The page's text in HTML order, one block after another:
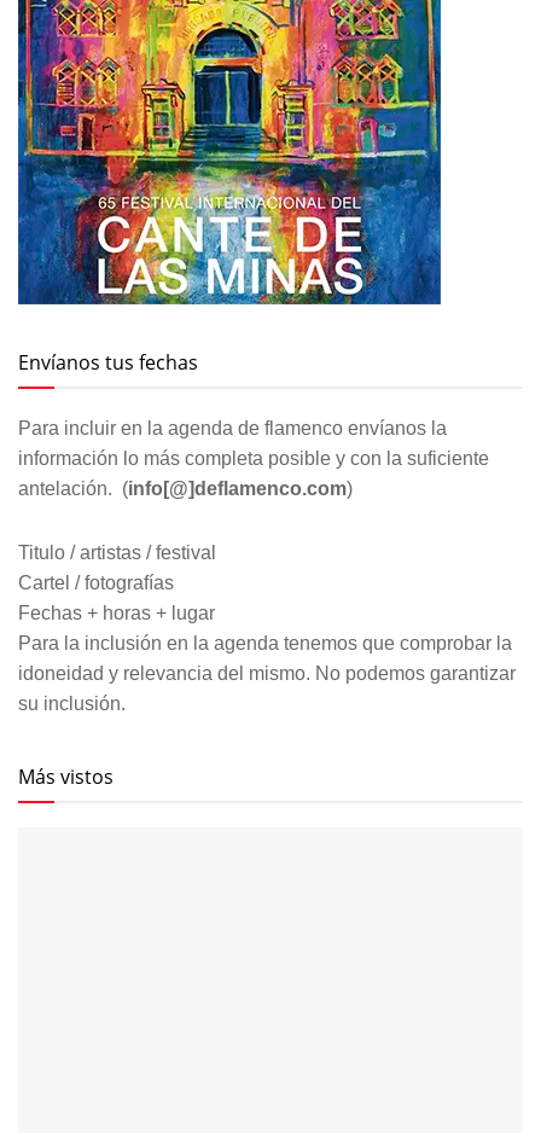
Envíanos tus fechas
Para incluir en la agenda de flamenco envíanos la
información lo más completa posible y con la suficiente
antelación. (info[@]deflamenco.com)
Titulo / artistas / festival
Cartel / fotografías
Fechas + horas + lugar
Para la inclusión en la agenda tenemos que comprobar la
idoneidad y relevancia del mismo. No podemos garantizar
su inclusión.
Más vistos